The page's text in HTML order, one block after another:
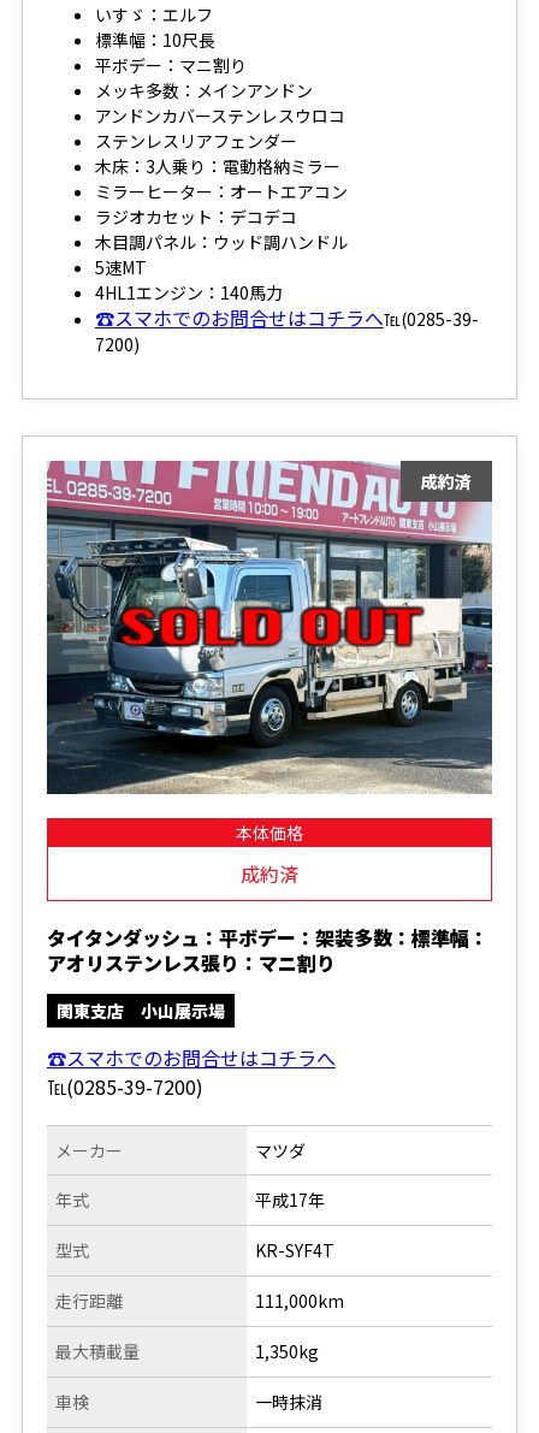
いすゞ：エルフ
標準幅：10尺長
平ボデー：マニ割り
メッキ多数：メインアンドン
アンドンカバーステンレスウロコ
ステンレスリアフェンダー
木床：3人乗り：電動格納ミラー
ミラーヒーター：オートエアコン
ラジオカセット：デコデコ
木目調パネル：ウッド調ハンドル
5速MT
4HL1エンジン：140馬力
☎スマホでのお問合せはコチラへ℡(0285-39-
7200)
本体価格
成約済
タイタンダッシュ：平ボデー：架装多数：標準幅：
アオリステンレス張り：マニ割り
関東支店 小山展示場
☎スマホでのお問合せはコチラへ
℡(0285-39-7200)
メーカー
年式
型式
走行距離
マツダ
平成17年
KR-SYF4T
111,000km
最大積載量
車検
1,350kg
一時抹消